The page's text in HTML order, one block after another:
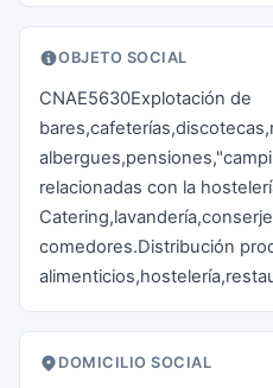
OBJETO SOCIAL
CNAE5630Explotación de
relacionadas con la
comedores.Distribución
DOMICILIO SOCIAL